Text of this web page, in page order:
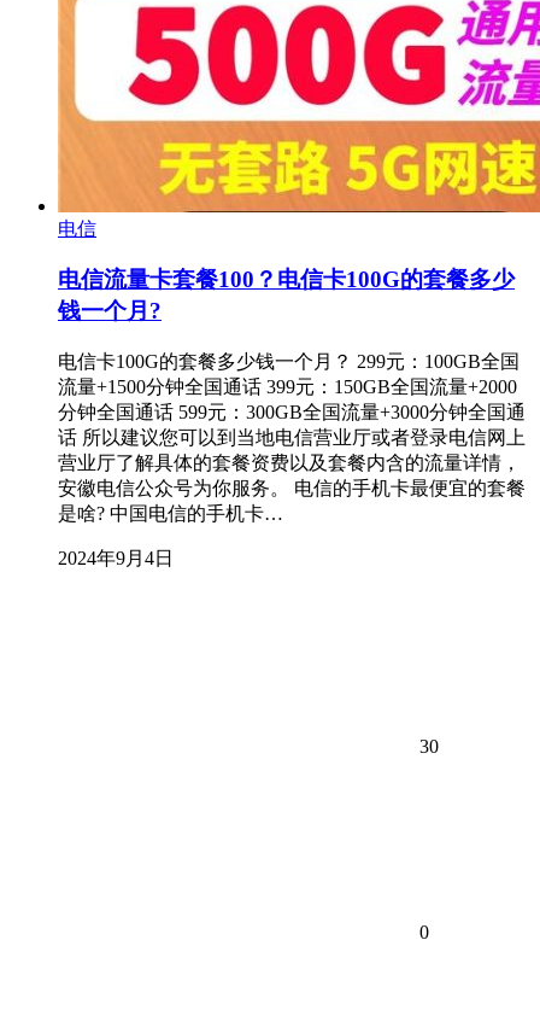
电信
电信流量卡套餐100？电信卡100G的套餐多少
钱一个月?
电信卡100G的套餐多少钱一个月？ 299元：100GB全国
流量+1500分钟全国通话 399元：150GB全国流量+2000
分钟全国通话 599元：300GB全国流量+3000分钟全国通
话 所以建议您可以到当地电信营业厅或者登录电信网上
营业厅了解具体的套餐资费以及套餐内含的流量详情，
安徽电信公众号为你服务。 电信的手机卡最便宜的套餐
是啥? 中国电信的手机卡…
2024年9月4日
30
0